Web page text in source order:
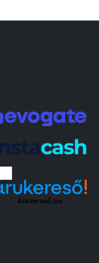
Árukereső.hu